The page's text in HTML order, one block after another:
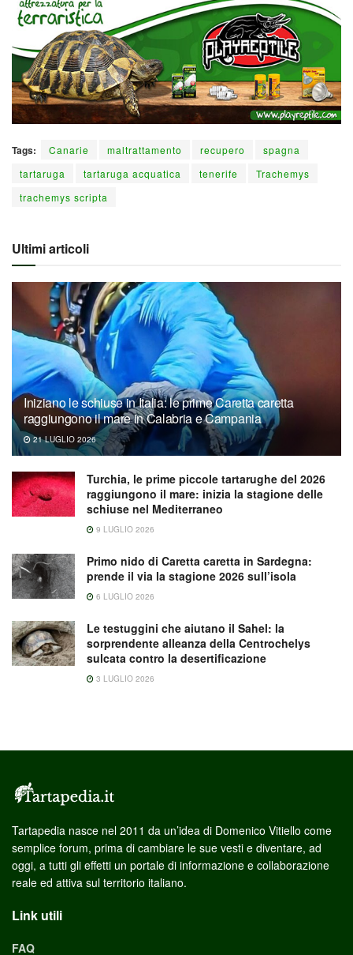
Tags: Canarie maltrattamento recupero
spagna
tartaruga
tartaruga acquatica tenerife
Trachemys
trachemys scripta
Ultimi articoli
Iniziano le schiuse in Italia: le prime Caretta caretta
raggiungono il mare in Calabria e Campania
21 LUGLIO 2026
Turchia, le prime piccole tartarughe del 2026
raggiungono il mare: inizia la stagione delle
schiuse nel Mediterraneo
9 LUGLIO 2026
Primo nido di Caretta caretta in Sardegna:
prende il via la stagione 2026 sull’isola
6 LUGLIO 2026
Le testuggini che aiutano il Sahel: la
sorprendente alleanza della Centrochelys
sulcata contro la desertificazione
3 LUGLIO 2026
Tartapedia nasce nel 2011 da un’idea di Domenico Vitiello come
semplice forum, prima di cambiare le sue vesti e diventare, ad
oggi, a tutti gli effetti un portale di informazione e collaborazione
reale ed attiva sul territorio italiano.
Link utili
FAQ